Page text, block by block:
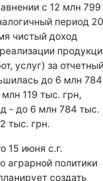
с 12 млн 799
период
чистый доход
услуг) за отчетный
до 6 млн 784
119 тыс. грн,
- до 6 млн 784 тыс.
тыс. грн.
15 июня с.г.
аграрной политики
создать